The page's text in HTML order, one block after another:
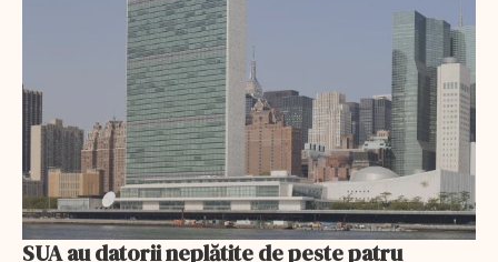
SUA au datorii neplătite de peste patru